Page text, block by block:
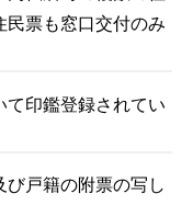
民票も窓口交付のみ
て印鑑登録されてい
び戸籍の附票の写し